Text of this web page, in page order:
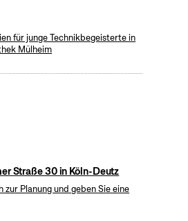
für junge Technikbegeisterte in
Mülheim
Straße 30 in Köln-Deutz
zur Planung und geben Sie eine